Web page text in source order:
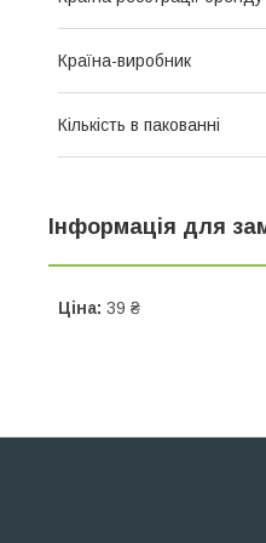
Країна-виробник
Кількість в пакованні
Інформація для
Ціна: 39 ₴